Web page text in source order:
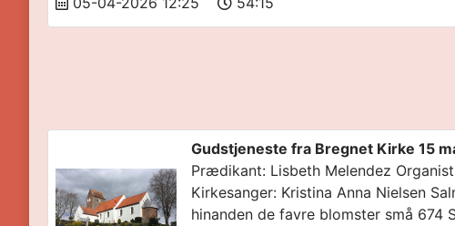
Gudstjeneste fra Bregnet Kirke 15
Prædikant: Lisbeth Melendez
Kirkesanger: Kristina Anna Nielsen
hinanden de favre blomster små 674